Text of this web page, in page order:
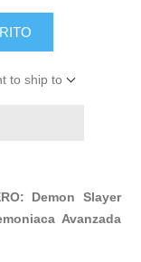
to ship to
Demon Slayer
Avanzada